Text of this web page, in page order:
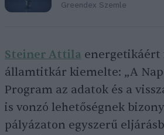
Greendex Szemle
Steiner Attila energetikáért
államtitkár kiemelte: „A
Program az adatok és a
is vonzó lehetőségnek
pályázaton egyszerű